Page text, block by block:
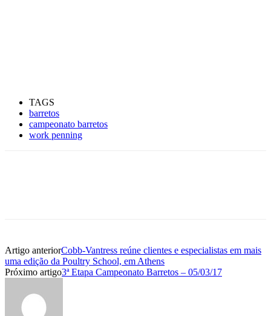
TAGS
barretos
campeonato barretos
work penning
Artigo anteriorCobb-Vantress reúne clientes e especialistas em mais
uma edição da Poultry School, em Athens
Próximo artigo3ª Etapa Campeonato Barretos – 05/03/17